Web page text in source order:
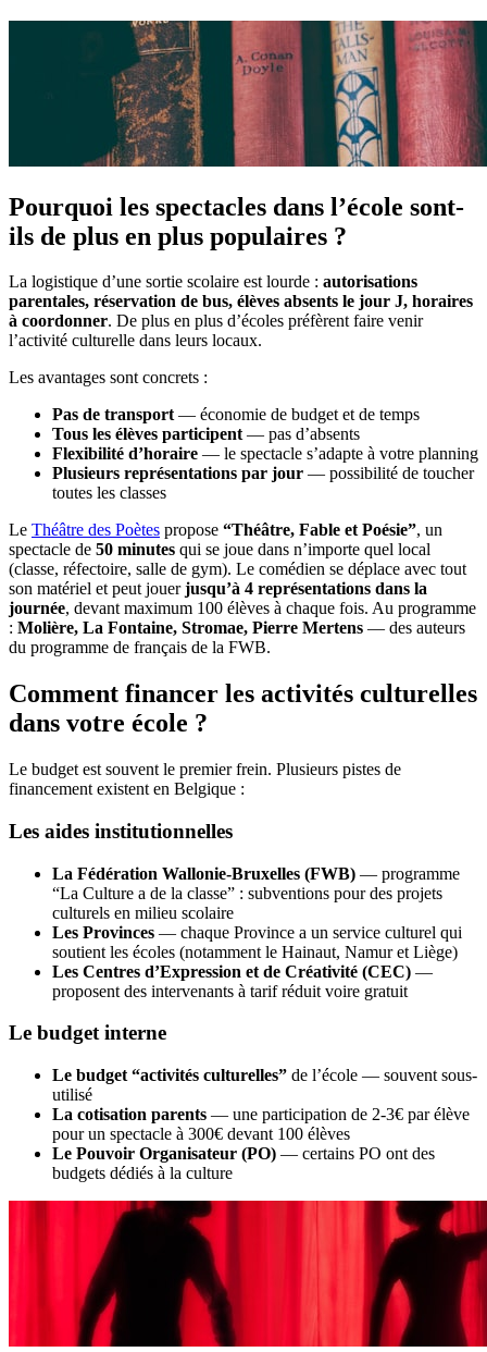
Pourquoi les spectacles dans l’école sont-
ils de plus en plus populaires ?
La logistique d’une sortie scolaire est lourde : autorisations
parentales, réservation de bus, élèves absents le jour J, horaires
à coordonner. De plus en plus d’écoles préfèrent faire venir
l’activité culturelle dans leurs locaux.
Les avantages sont concrets :
Pas de transport— économie de budget et de temps
Tous les élèves participent— pas d’absents
Flexibilité d’horaire — le spectacle s’adapte à votre planning
Plusieurs représentations par jour — possibilité de toucher
toutes les classes
Le Théâtre des Poètes propose “Théâtre, Fable et Poésie”, un
spectacle de 50 minutes qui se joue dans n’importe quel local
(classe, réfectoire, salle de gym). Le comédien se déplace avec tout
son matériel et peut jouerjusqu’à 4 représentations dans la
journée, devant maximum 100 élèves à chaque fois. Au programme
: Molière, La Fontaine, Stromae, Pierre Mertens — des auteurs
du programme de français de la FWB.
Comment financer les activités culturelles
dans votre école ?
Le budget est souvent le premier frein. Plusieurs pistes de
financement existent en Belgique :
Les aides institutionnelles
La Fédération Wallonie-Bruxelles (FWB) — programme
“La Culture a de la classe” : subventions pour des projets
culturels en milieu scolaire
Les Provinces — chaque Province a un service culturel qui
soutient les écoles (notamment le Hainaut, Namur et Liège)
Les Centres d’Expression et de Créativité (CEC) —
proposent des intervenants à tarif réduit voire gratuit
Le budget interne
Le budget “activités culturelles” de l’école — souvent sous-
utilisé
La cotisation parents — une participation de 2-3€ par élève
pour un spectacle à 300€ devant 100 élèves
Le Pouvoir Organisateur (PO) — certains PO ont des
budgets dédiés à la culture